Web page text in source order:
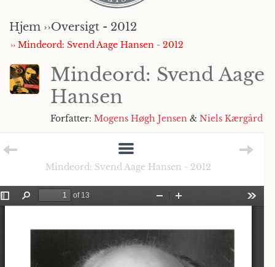
Hjem ››Oversigt - 2012
›› Mindeord: Svend Aage Hansen - 2012
Mindeord: Svend Aage
Hansen
Forfatter: Mogens Høgh Jensen & Niels Kærgård
Mindeord: Svend Aage Hansen - 2012